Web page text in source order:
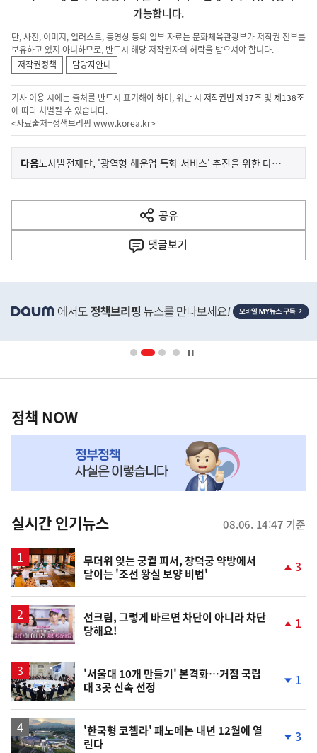
가능합니다.
단, 사진, 이미지, 일러스트, 동영상 등의 일부 자료는 문화체육관광부가 저작권 전부를
보유하고 있지 아니하므로, 반드시 해당 저작권자의 허락을 받으셔야 합니다.
저작권정책
담당자안내
기사 이용 시에는 출처를 반드시 표기해야 하며, 위반 시 저작권법 제37조 및제138조
에 따라 처벌될 수 있습니다.
<자료출처=정책브리핑 www.korea.kr>
이
전
다
음
다음기
노사발전재단, '광역형 해운업 특화 서비스' 추진을 위한 다자간 업무협약 체결
공유
열
기
댓글보기
단
영
책
NOW,
뉴
스
정책 NOW
실시간 인기뉴스 08.06. 14:47 기준
무더위 잊는 궁궐 피서, 창덕궁 약방에서
달이는 '조선 왕실 보양 비법'
상
3
영
상
선크림, 그렇게 바르면 차단이 아니라 차단
당해요!
상
1
'서울대 10개 만들기' 본격화…거점 국립
대 3곳 신속 선정
하
1
'한국형 코첼라' 패노메논 내년 12월에 열
린다
3